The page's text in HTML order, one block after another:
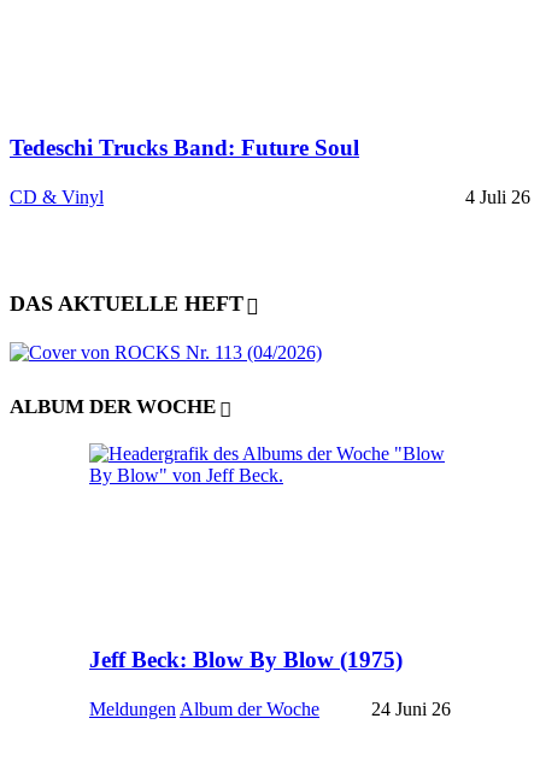
Tedeschi Trucks Band: Future Soul
CD & Vinyl 4 Juli 26
DAS AKTUELLE HEFT
ALBUM DER WOCHE
Jeff Beck: Blow By Blow (1975)
Meldungen Album der Woche 24 Juni 26